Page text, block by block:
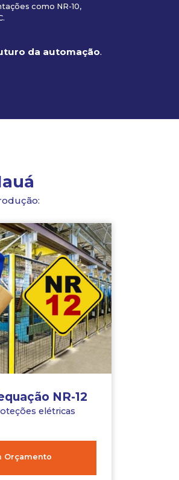
como NR-10,
da automação.
NR-12
elétricas
Orçamento